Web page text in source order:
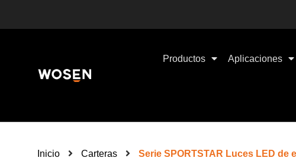
Productos Aplicaciones
Inicio Carteras Serie SPORTSTAR Luces LED